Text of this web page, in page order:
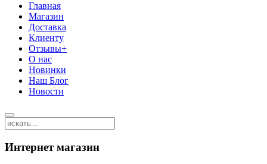
Главная
Магазин
Доставка
Клиенту
Отзывы+
О нас
Новинки
Наш Блог
Новости
Интернет магазин